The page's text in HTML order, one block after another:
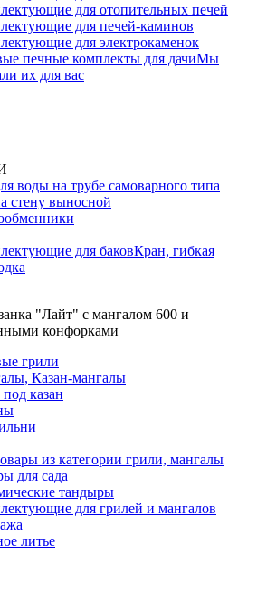
для отопительных печей
для печей-каминов
для электрокаменок
печные комплекты для дачиМы
их для вас
воды на трубе самоварного типа
стену выносной
для баковКран, гибкая
грили
Казан-мангалы
казан
из категории грили, мангалы
для сада
тандыры
для грилей и мангалов
литье